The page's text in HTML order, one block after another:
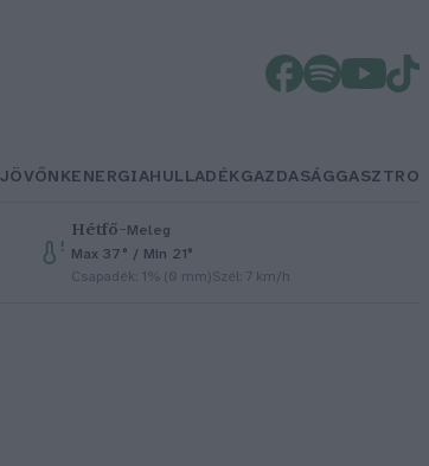
JÖVŐNKENERGIAHULLADÉKGAZDASÁGGASZTRO
Hétfő–Meleg
Max 37° / Min 21°
Csapadék: 1% (0 mm)Szél: 7 km/h